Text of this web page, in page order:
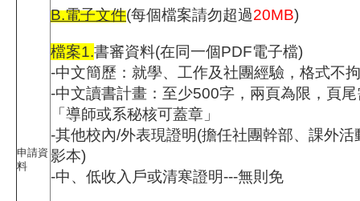
申請資
料
B.電子文件(每個檔案請勿超過20MB)
檔案1.書審資料(在同一個PDF電子檔)
-中文簡歷：就學、工作及社團經驗，格式不
-中文讀書計畫：至少500字，兩頁為限，頁
「導師或系秘核可蓋章」
-其他校內/外表現證明(擔任社團幹部、課外
影本)
-中、低收入戶或清寒證明---無則免